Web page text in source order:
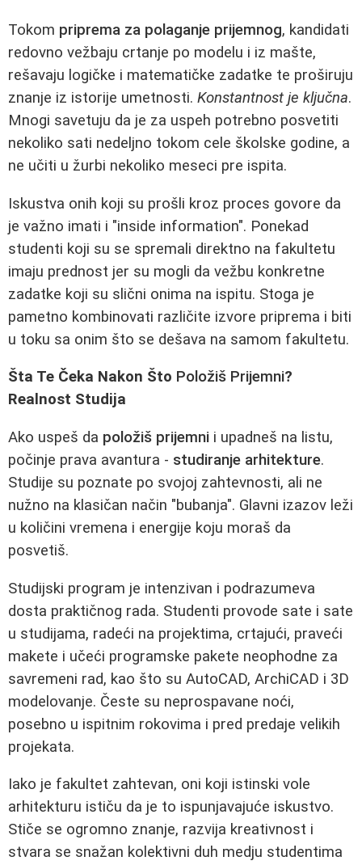
Tokom priprema za polaganje prijemnog, kandidati
redovno vežbaju crtanje po modelu i iz mašte,
rešavaju logičke i matematičke zadatke te proširuju
znanje iz istorije umetnosti. Konstantnost je ključna.
Mnogi savetuju da je za uspeh potrebno posvetiti
nekoliko sati nedeljno tokom cele školske godine, a
ne učiti u žurbi nekoliko meseci pre ispita.
Iskustva onih koji su prošli kroz proces govore da
je važno imati i "inside information". Ponekad
studenti koji su se spremali direktno na fakultetu
imaju prednost jer su mogli da vežbu konkretne
zadatke koji su slični onima na ispitu. Stoga je
pametno kombinovati različite izvore priprema i biti
u toku sa onim što se dešava na samom fakultetu.
Šta Te Čeka Nakon Što Položiš Prijemni?
Realnost Studija
Ako uspeš da položiš prijemni i upadneš na listu,
počinje prava avantura - studiranje arhitekture.
Studije su poznate po svojoj zahtevnosti, ali ne
nužno na klasičan način "bubanja". Glavni izazov leži
u količini vremena i energije koju moraš da
posvetiš.
Studijski program je intenzivan i podrazumeva
dosta praktičnog rada. Studenti provode sate i sate
u studijama, radeći na projektima, crtajući, praveći
makete i učeći programske pakete neophodne za
savremeni rad, kao što su AutoCAD, ArchiCAD i 3D
modelovanje. Česte su neprospavane noći,
posebno u ispitnim rokovima i pred predaje velikih
projekata.
Iako je fakultet zahtevan, oni koji istinski vole
arhitekturu ističu da je to ispunjavajuće iskustvo.
Stiče se ogromno znanje, razvija kreativnost i
stvara se snažan kolektivni duh medju studentima